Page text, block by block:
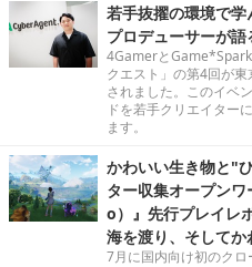
若手抜擢の環境で
プロデューサーが
4Gamerと
クエスト」の第4回が
されました。このイベ
ドを若手クリエイター
ます。
かわいい生き物と"
ター収集オープン
o）』先行プレイレ
海を渡り、そして
7月に国内向け初のクロ